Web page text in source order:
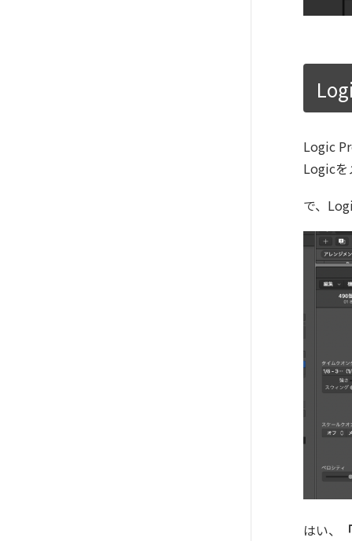
Logic
Logicを
で、
はい、